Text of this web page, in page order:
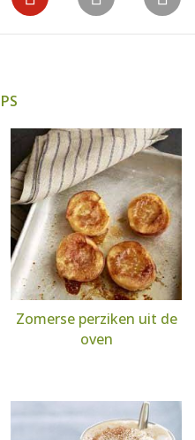
Zomerse perziken uit de
oven